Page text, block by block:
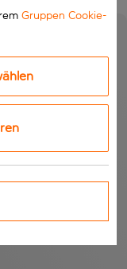
Gruppen Cookie-